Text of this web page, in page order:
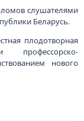
слушателями
Беларусь.
плодотворная
нового